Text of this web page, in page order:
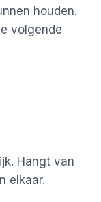
houden.
volgende
Hangt van
elkaar.